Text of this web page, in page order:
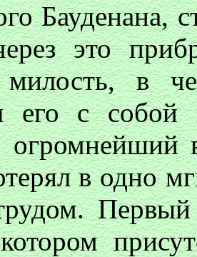
Бауденана,
это
милость, в
его с собой
огромнейший
в одно